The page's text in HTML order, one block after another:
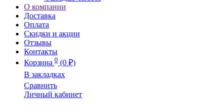
О компании
Доставка
Оплата
Скидки и акции
Отзывы
Контакты
Корзина 0 (0 ₽)
В закладках
Сравнить
Личный кабинет